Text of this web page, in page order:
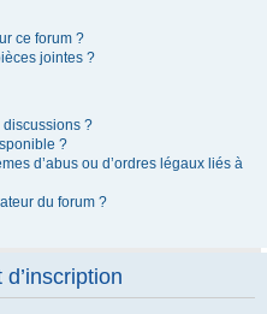
ce forum ?
jointes ?
?
?
d’abus ou d’ordres légaux liés à
du forum ?